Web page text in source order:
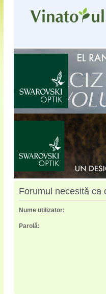
Forumul necesită ca
Nume utilizator:
Parolă: